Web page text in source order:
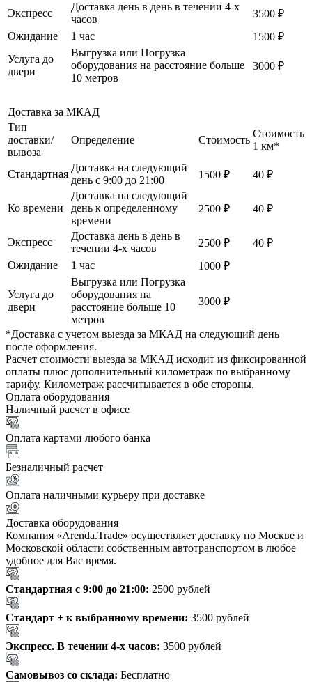
Экспресс
Доставка день в день в течении 4-х
часов
3500 ₽
Ожидание
1 час
1500 ₽
Услуга до
двери
Выгрузка или Погрузка
оборудования на расстояние больше
10 метров
3000 ₽
Доставка за МКАД
Тип
доставки/
вывоза
Определение Стоимость
Стоимость
1 км*
Стандартная
Доставка на следующий
день с 9:00 до 21:00
1500 ₽ 40 ₽
Ко времени
Доставка на следующий
день к определенному
времени
2500 ₽ 40 ₽
Экспресс
Доставка день в день в
течении 4-х часов
2500 ₽
40 ₽
Ожидание
1 час 1000 ₽
Услуга до
двери
Выгрузка или Погрузка
оборудования на
расстояние больше 10
метров
3000 ₽
*Доставка с учетом выезда за МКАД на следующий день
после оформления.
Расчет стоимости выезда за МКАД исходит из фиксированной
оплаты плюс дополнительный километраж по выбранному
тарифу. Километраж рассчитывается в обе стороны.
Оплата оборудования
Наличный расчет в офисе
Оплата картами любого банка
Безналичный расчет
Оплата наличными курьеру при доставке
Доставка оборудования
Компания «Arenda.Trade» осуществляет доставку по Москве и
Московской области собственным автотранспортом в любое
удобное для Вас время.
Стандартная с 9:00 до 21:00: 2500 рублей
Стандарт + к выбранному времени: 3500 рублей
Экспресс. В течении 4-х часов: 3500 рублей
Самовывоз со склада: Бесплатно